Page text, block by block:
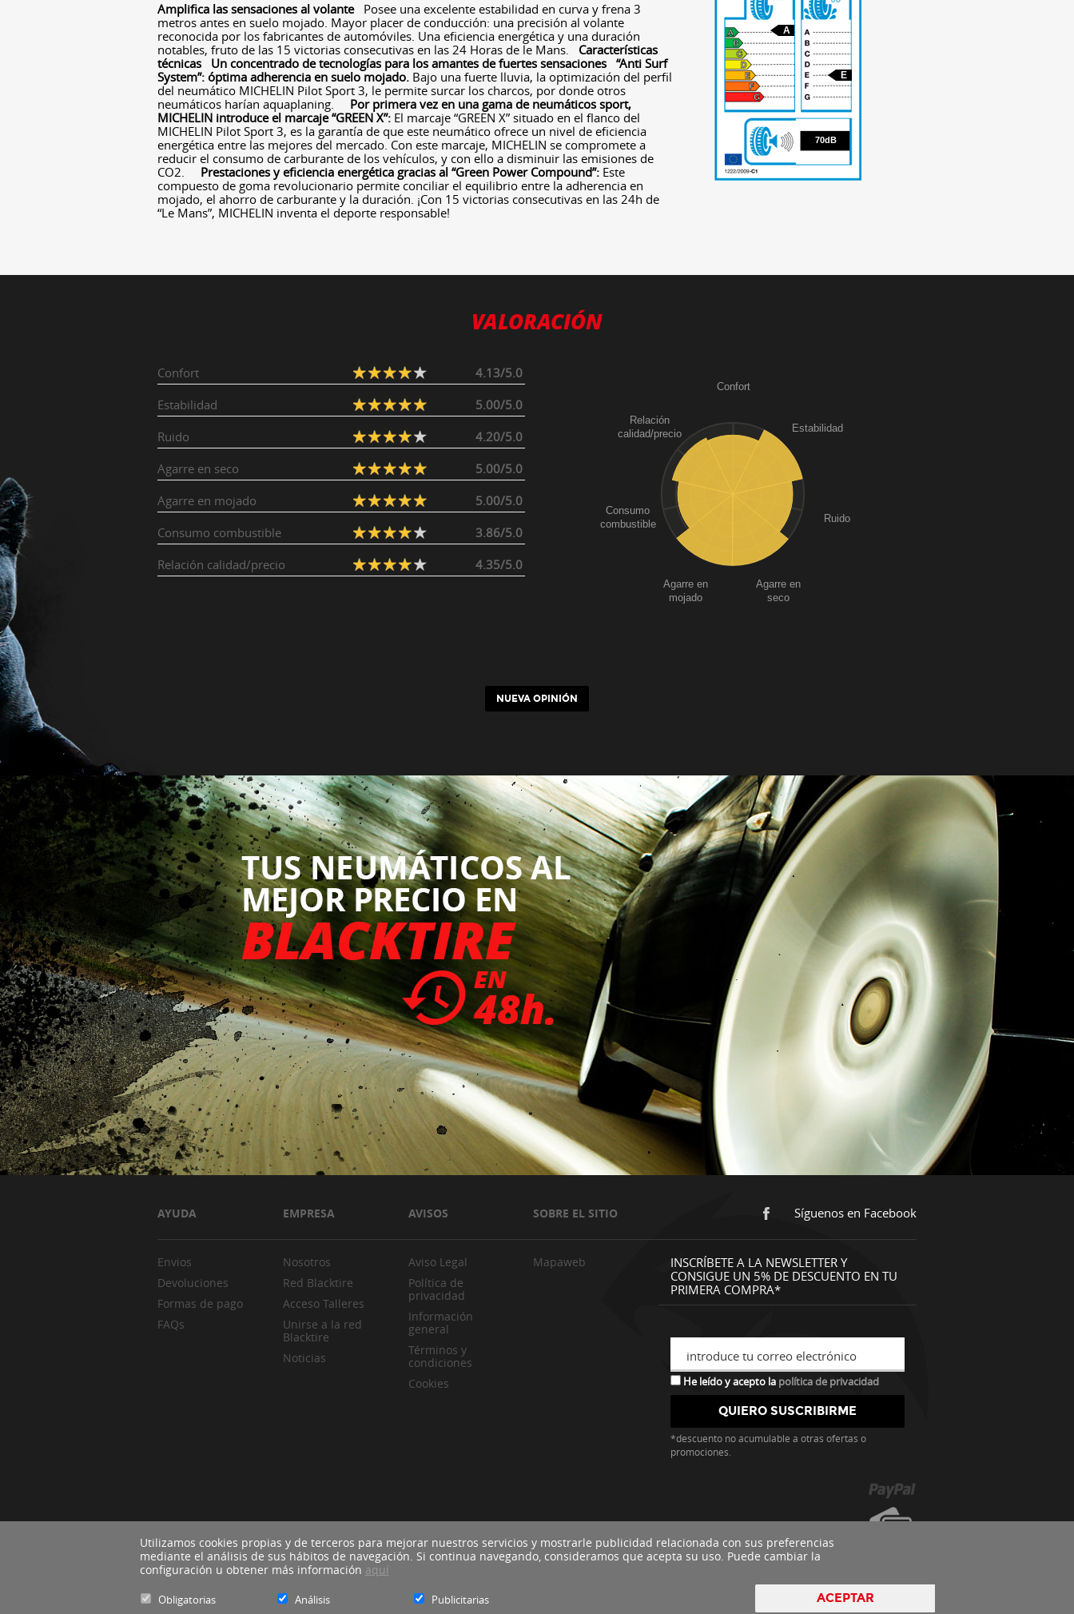
Amplifica las sensaciones al volantePosee una excelente estabilidad en curva y frena 3
metros antes en suelo mojado. Mayor placer de conducción: una precisión al volante
reconocida por los fabricantes de automóviles. Una eficiencia energética y una duración
notables, fruto de las 15 victorias consecutivas en las 24 Horas de le Mans. Características
técnicas
Un concentrado de tecnologías para los amantes de fuertes sensaciones “Anti Surf
System”: óptima adherencia en suelo mojado. Bajo una fuerte lluvia, la optimización del perfil
del neumático MICHELIN Pilot Sport 3, le permite surcar los charcos, por donde otros
neumáticos harían aquaplaning. Por primera vez en una gama de neumáticos sport,
MICHELIN introduce el marcaje “GREEN X”: El marcaje “GREEN X” situado en el flanco del
MICHELIN Pilot Sport 3, es la garantía de que este neumático ofrece un nivel de eficiencia
energética entre las mejores del mercado. Con este marcaje, MICHELIN se compromete a
reducir el consumo de carburante de los vehículos, y con ello a disminuir las emisiones de
CO2. Prestaciones y eficiencia energética gracias al “Green Power Compound”: Este
compuesto de goma revolucionario permite conciliar el equilibrio entre la adherencia en
mojado, el ahorro de carburante y la duración. ¡Con 15 victorias consecutivas en las 24h de
“Le Mans”, MICHELIN inventa el deporte responsable!
70
A
E
70dB
VALORACIÓN
Confort
4.13/5.0
Estabilidad
5.00/5.0
Ruido
4.20/5.0
Agarre en seco
5.00/5.0
Agarre en mojado
5.00/5.0
Consumo combustible
3.86/5.0
Relación calidad/precio
4.35/5.0
Confort
Estabilidad
Ruido
Agarre en
seco
Agarre en
mojado
Consumo
combustible
Relación
calidad/precio
NUEVA OPINIÓN
AYUDA EMPRESA AVISOS SOBRE EL SITIO Síguenos en Facebook
Envios
Devoluciones
Formas de pago
FAQs
Nosotros
Red Blacktire
Acceso Talleres
Unirse a la red
Blacktire
Noticias
Aviso Legal
Política de
privacidad
Información
general
Términos y
condiciones
Cookies
Mapaweb
INSCRÍBETE A LA NEWSLETTER Y
CONSIGUE UN 5% DE DESCUENTO EN TU
PRIMERA COMPRA*
introduce tu correo electrónico
He leído y acepto la política de privacidad
*descuento no acumulable a otras ofertas o
promociones.
Blacktire Copyright 2016 - Todos los derechos reservados by
Utilizamos cookies propias y de terceros para mejorar nuestros servicios y mostrarle publicidad relacionada con sus preferencias
mediante el análisis de sus hábitos de navegación. Si continua navegando, consideramos que acepta su uso. Puede cambiar la
configuración u obtener más información aquí
Obligatorias Análisis Publicitarias ACEPTAR